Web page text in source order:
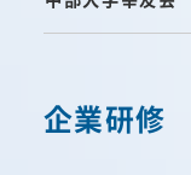
企業研修